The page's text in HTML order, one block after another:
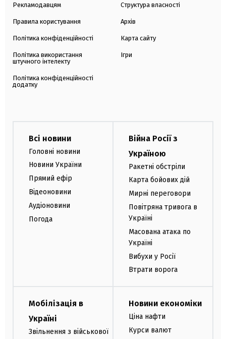
Рекламодавцям
Правила користування
Політика конфіденційності
Політика використання
штучного інтелекту
Політика конфіденційності
додатку
Структура власності
Архів
Карта сайту
Ігри
Всі новини
Головні новини
Новини України
Прямий ефір
Відеоновини
Аудіоновини
Погода
Війна Росії з
Україною
Ракетні обстріли
Карта бойових дій
Мирні переговори
Повітряна тривога в
Україні
Масована атака по
Україні
Вибухи у Росії
Втрати ворога
Мобілізація в
Україні
Звільнення з військової
Новини економіки
Ціна нафти
Курси валют